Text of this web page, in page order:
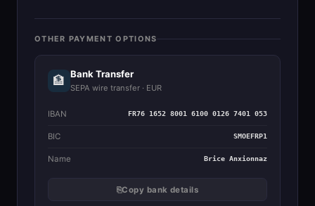
OTHER PAYMENT OPTIONS
🏦 Bank Transfer
SEPA wire transfer · EUR
IBAN FR76 1652 8001 6100 0126 7401 053
BIC SMOEFRP1
Name Brice Anxionnaz
⎘Copy bank details